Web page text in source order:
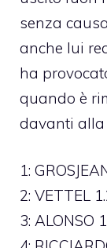
senza
anche lui
ha
quando è
davanti alla
1:
2: VETTEL
3: ALONSO